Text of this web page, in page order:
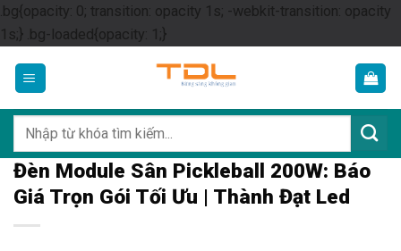
.bg{opacity: 0; transition: opacity 1s; -webkit-transition: opacity
1s;} .bg-loaded{opacity: 1;}Skip
content
kiếm:
Đèn Module Sân Pickleball 200W: Báo
Giá Trọn Gói Tối Ưu | Thành Đạt Led